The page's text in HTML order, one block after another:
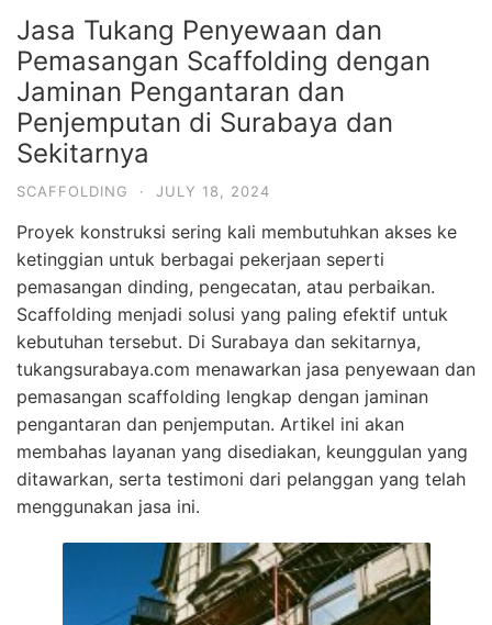
Jasa Tukang Penyewaan dan
Pemasangan Scaffolding dengan
Jaminan Pengantaran dan
Penjemputan di Surabaya dan
Sekitarnya
SCAFFOLDING · JULY 18, 2024
Proyek konstruksi sering kali membutuhkan akses ke
ketinggian untuk berbagai pekerjaan seperti
pemasangan dinding, pengecatan, atau perbaikan.
Scaffolding menjadi solusi yang paling efektif untuk
kebutuhan tersebut. Di Surabaya dan sekitarnya,
tukangsurabaya.com menawarkan jasa penyewaan dan
pemasangan scaffolding lengkap dengan jaminan
pengantaran dan penjemputan. Artikel ini akan
membahas layanan yang disediakan, keunggulan yang
ditawarkan, serta testimoni dari pelanggan yang telah
menggunakan jasa ini.